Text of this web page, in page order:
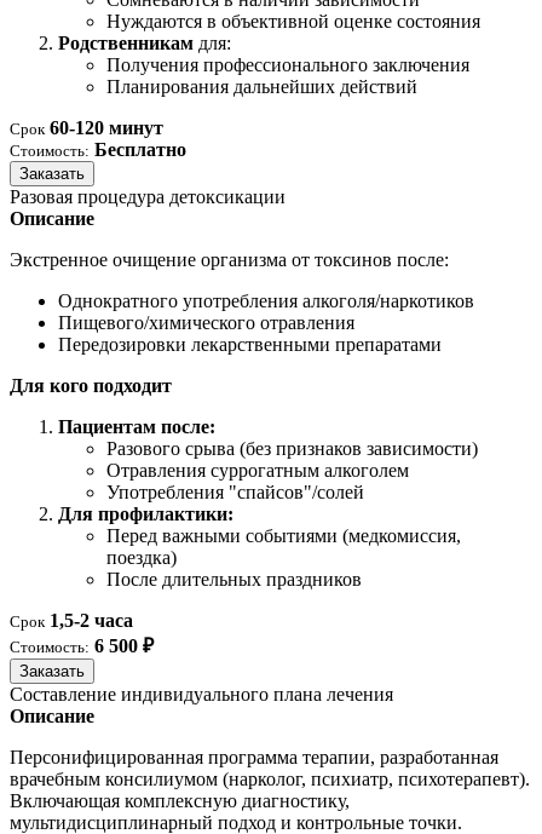
Нуждаются в объективной оценке состояния
Родственникам для:
Получения профессионального заключения
Планирования дальнейших действий
Срок 60-120 минут
Стоимость: Бесплатно
Заказать
Разовая процедура детоксикации
Описание
Экстренное очищение организма от токсинов после:
Однократного употребления алкоголя/наркотиков
Пищевого/химического отравления
Передозировки лекарственными препаратами
Для кого подходит
Пациентам после:
Разового срыва (без признаков зависимости)
Отравления суррогатным алкоголем
Употребления "спайсов"/солей
Для профилактики:
Перед важными событиями (медкомиссия,
поездка)
После длительных праздников
Срок 1,5-2 часа
Стоимость: 6 500 ₽
Заказать
Составление индивидуального плана лечения
Описание
Персонифицированная программа терапии, разработанная
врачебным консилиумом (нарколог, психиатр, психотерапевт).
Включающая комплексную диагностику,
мультидисциплинарный подход и контрольные точки.